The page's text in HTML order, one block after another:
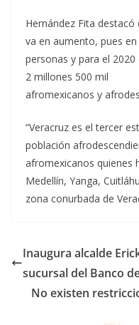
Hernández Fita
va en aumento, pues
personas y para el
2 millones 500 mil
afromexicanos y
“Veracruz es el tercer
población
afromexicanos quienes
Medellín, Yanga,
zona conurbada de
Inaugura alcalde
sucursal del Banco
No existen